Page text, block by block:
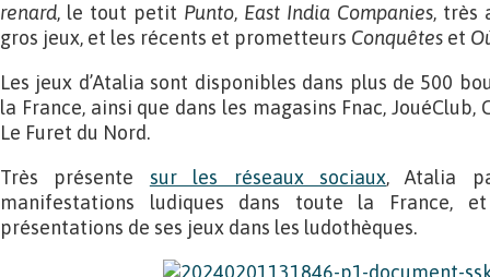
renard, le tout petit Punto, East India Companies, très
gros jeux, et les récents et prometteurs Conquêtes et
Les jeux d’Atalia sont disponibles dans plus de 500
la France, ainsi que dans les magasins Fnac,
Le Furet du Nord.
Très présente sur les réseaux sociaux, Atalia
manifestations ludiques dans toute la France,
présentations de ses jeux dans les ludothèques.